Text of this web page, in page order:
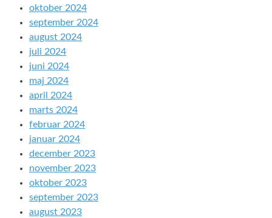
oktober 2024
september 2024
august 2024
juli 2024
juni 2024
maj 2024
april 2024
marts 2024
februar 2024
januar 2024
december 2023
november 2023
oktober 2023
september 2023
august 2023